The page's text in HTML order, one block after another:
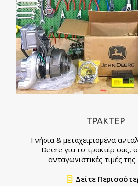
ΤΡΑΚΤΕΡ
Γνήσια & μεταχειρισμένα
Deere για το τρακτέρ σας,
ανταγωνιστικές τιμές
Δείτε